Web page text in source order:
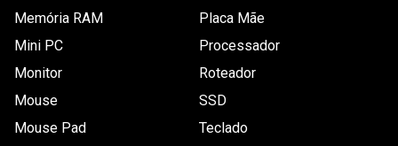
Memória RAM
Mini PC
Monitor
Mouse
Mouse Pad
Placa Mãe
Processador
Roteador
SSD
Teclado